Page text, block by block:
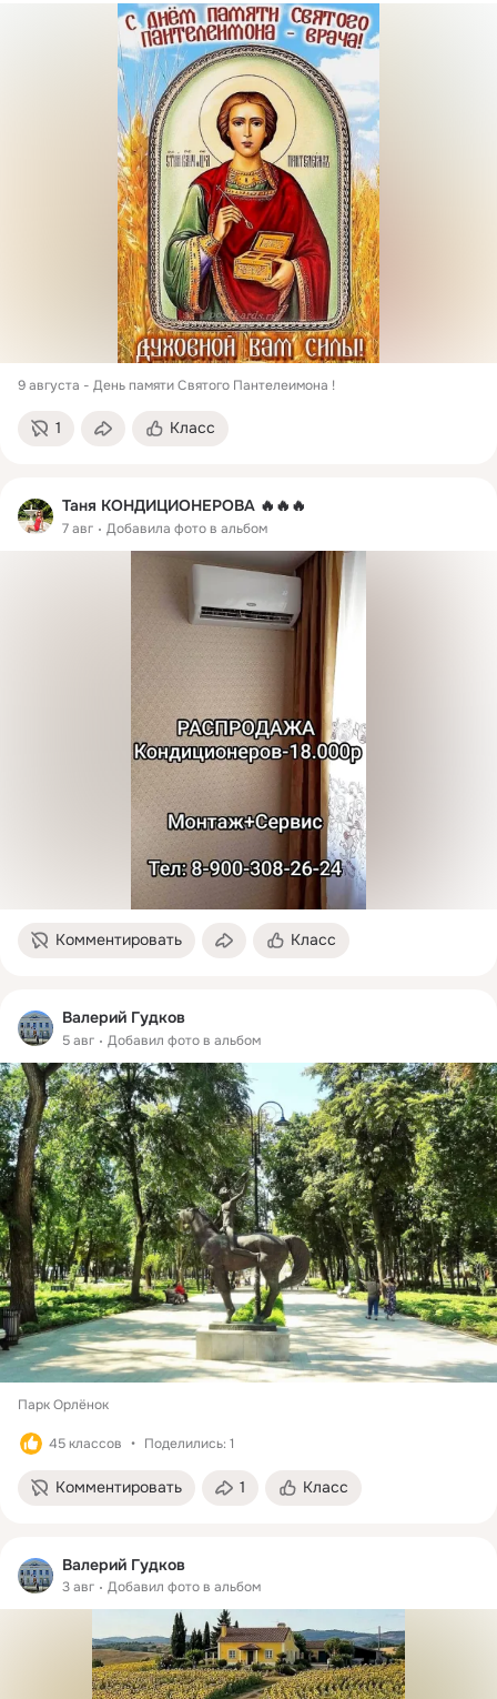
1 Класс
Таня КОНДИЦИОНЕРОВА 🔥🔥🔥
7 авг Добавила фото в альбом
Комментировать Класс
Валерий Гудков
5 авг Добавил фото в альбом
Парк Орлёнок
45 классов Поделились: 1
Комментировать 1 Класс
Валерий Гудков
3 авг Добавил фото в альбом